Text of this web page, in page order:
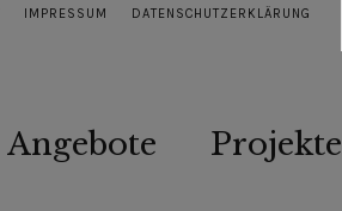
IMPRESSUM DATENSCHUTZERKLÄRUNG
Angebote Projekte